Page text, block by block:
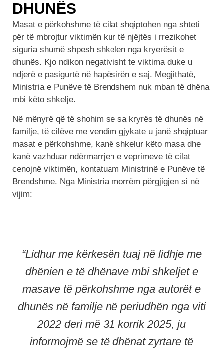
DHUNËS
Masat e përkohshme të cilat shqiptohen nga shteti
për të mbrojtur viktimën kur të njëjtës i rrezikohet
siguria shumë shpesh shkelen nga kryerësit e
dhunës. Kjo ndikon negativisht te viktima duke u
ndjerë e pasigurtë në hapësirën e saj. Megjithatë,
Ministria e Punëve të Brendshem nuk mban të dhëna
mbi këto shkelje.
Në mënyrë që të shohim se sa kryrës të dhunës në
familje, të cilëve me vendim gjykate u janë shqiptuar
masat e përkohshme, kanë shkelur këto masa dhe
kanë vazhduar ndërmarrjen e veprimeve të cilat
cenojnë viktimën, kontatuam Ministrinë e Punëve të
Brendshme. Nga Ministria morrëm përgjigjen si në
vijim:
“Lidhur me kërkesën tuaj në lidhje me
dhënien e të dhënave mbi shkeljet e
masave të përkohshme nga autorët e
dhunës në familje në periudhën nga viti
2022 deri më 31 korrik 2025, ju
informojmë se të dhënat zyrtare të